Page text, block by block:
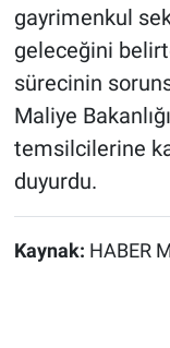
gayrimenkul
geleceğini
sürecinin
Maliye
temsilcilerine
duyurdu.
Kaynak: HABER